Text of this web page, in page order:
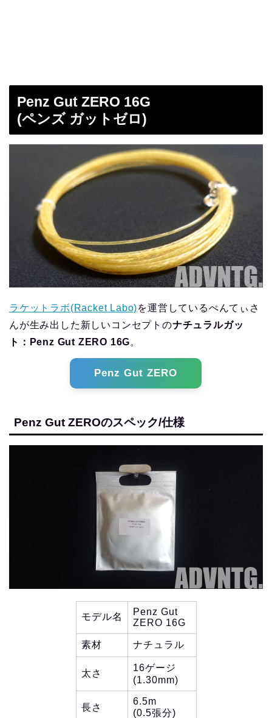
Penz Gut ZERO 16G
(ペンズ ガットゼロ)
ラケットラボ(Racket Labo)を運営しているぺんてぃさ
んが生み出した新しいコンセプトのナチュラルガッ
ト：Penz Gut ZERO 16G。
Penz Gut ZERO
Penz Gut ZEROのスペック/仕様
モデル名
Penz Gut
ZERO 16G
素材 ナチュラル
太さ
16ゲージ
(1.30mm)
長さ
6.5m
(0.5張分)